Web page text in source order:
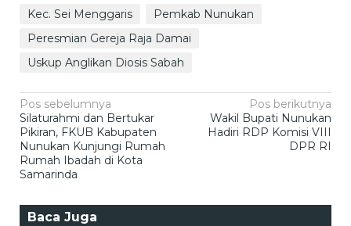
Kec. Sei Menggaris
Pemkab Nunukan
Peresmian Gereja Raja Damai
Uskup Anglikan Diosis Sabah
Navigasi
pos
Pos sebelumnya
Silaturahmi dan Bertukar
Pikiran, FKUB Kabupaten
Nunukan Kunjungi Rumah
Rumah Ibadah di Kota
Samarinda
Pos berikutnya
Wakil Bupati Nunukan
Hadiri RDP Komisi VIII
DPR RI
Baca Juga